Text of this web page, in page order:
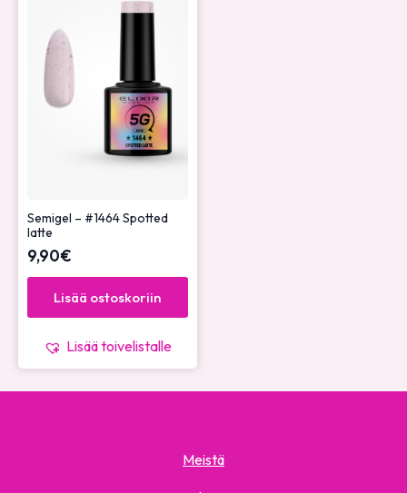
Semigel – #1464 Spotted
latte
9,90€
Lisää ostoskoriin
Lisää toivelistalle
Meistä